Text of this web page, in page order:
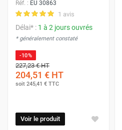
Réf. : EU 30863
1 avis
Délai* : 1 à 2 jours ouvrés
* généralement constaté
-10%
227,23 €HT
204,51 € HT
soit 245,41 € TTC
Voir le produit